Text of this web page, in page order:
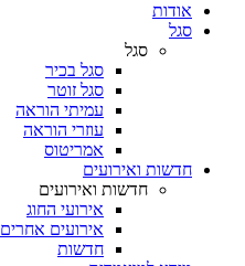
אודות
סגל
סגל
סגל בכיר
סגל זוטר
עמיתי הוראה
עוזרי הוראה
אמריטוס
חדשות ואירועים
חדשות ואירועים
אירועי החוג
אירועים אחרים
חדשות